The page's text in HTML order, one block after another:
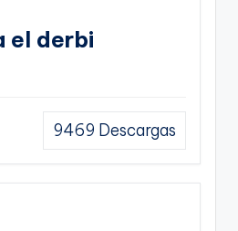
el derbi
9469 Descargas